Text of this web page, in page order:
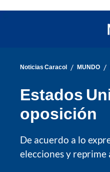
Noticias Caracol / MUNDO /
Estados
oposición
De acuerdo a lo
elecciones y reprime